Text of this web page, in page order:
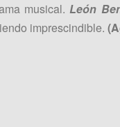
musical.León
imprescindible.